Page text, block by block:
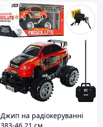
Джип на радіокеруванні